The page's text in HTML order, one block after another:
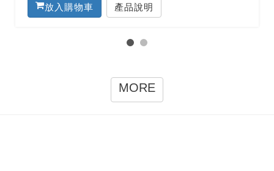
放入購物車 產品說明
MORE